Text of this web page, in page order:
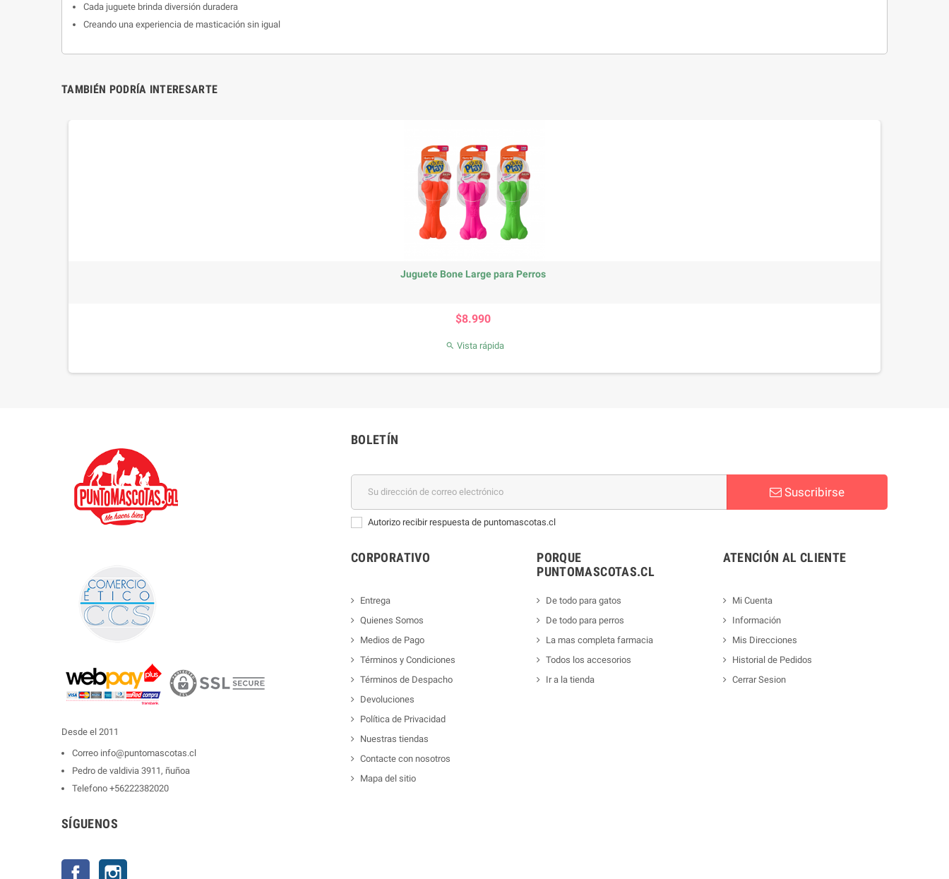
Cada juguete brinda diversión duradera
Creando una experiencia de masticación sin igual
TAMBIÉN PODRÍA INTERESARTE
Juguete Bone Large para Perros
$8.990
 Vista rápida
Desde el 2011
Correo info@puntomascotas.cl
Pedro de valdivia 3911, ñuñoa
Telefono +56222382020
SÍGUENOS
Facebook
BOLETÍN
Suscribirse
Autorizo recibir respuesta de puntomascotas.cl
CORPORATIVO
Entrega
Quienes Somos
Medios de Pago
Términos y Condiciones
Términos de Despacho
Devoluciones
Política de Privacidad
Nuestras tiendas
Contacte con nosotros
Mapa del sitio
PORQUE
PUNTOMASCOTAS.CL
De todo para gatos
De todo para perros
La mas completa farmacia
Todos los accesorios
Ir a la tienda
ATENCIÓN AL CLIENTE
Mi Cuenta
Información
Mis Direcciones
Historial de Pedidos
Cerrar Sesion